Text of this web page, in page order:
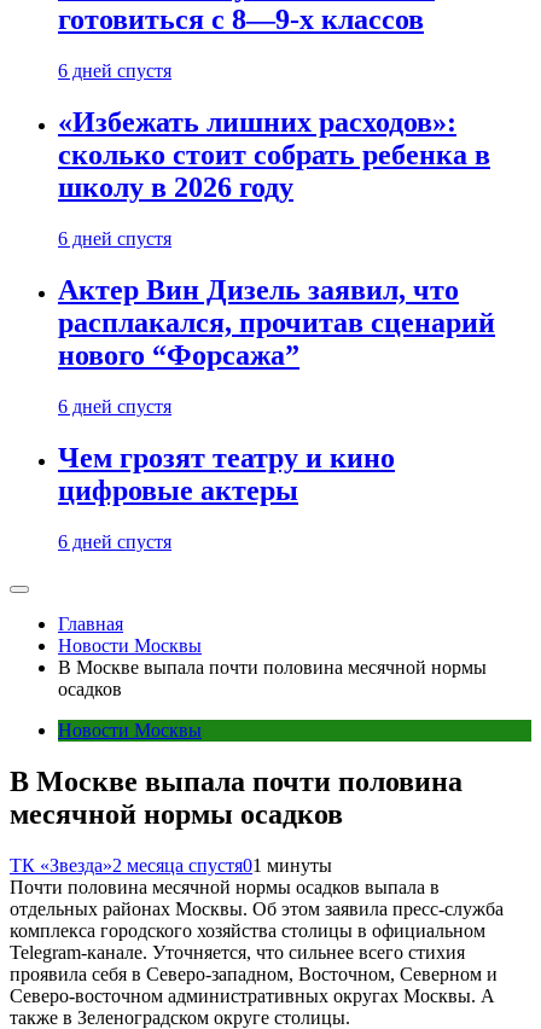
готовиться с 8—9-х классов
6 дней спустя
«Избежать лишних расходов»:
сколько стоит собрать ребенка в
школу в 2026 году
6 дней спустя
Актер Вин Дизель заявил, что
расплакался, прочитав сценарий
нового “Форсажа”
6 дней спустя
Чем грозят театру и кино
цифровые актеры
6 дней спустя
Главная
Новости Москвы
В Москве выпала почти половина месячной нормы
осадков
Новости Москвы
В Москве выпала почти половина
месячной нормы осадков
ТК «Звезда»2 месяца спустя01 минуты
Почти половина месячной нормы осадков выпала в
отдельных районах Москвы. Об этом заявила пресс-служба
комплекса городского хозяйства столицы в официальном
Telegram-канале. Уточняется, что сильнее всего стихия
проявила себя в Северо-западном, Восточном, Северном и
Северо-восточном административных округах Москвы. А
также в Зеленоградском округе столицы.